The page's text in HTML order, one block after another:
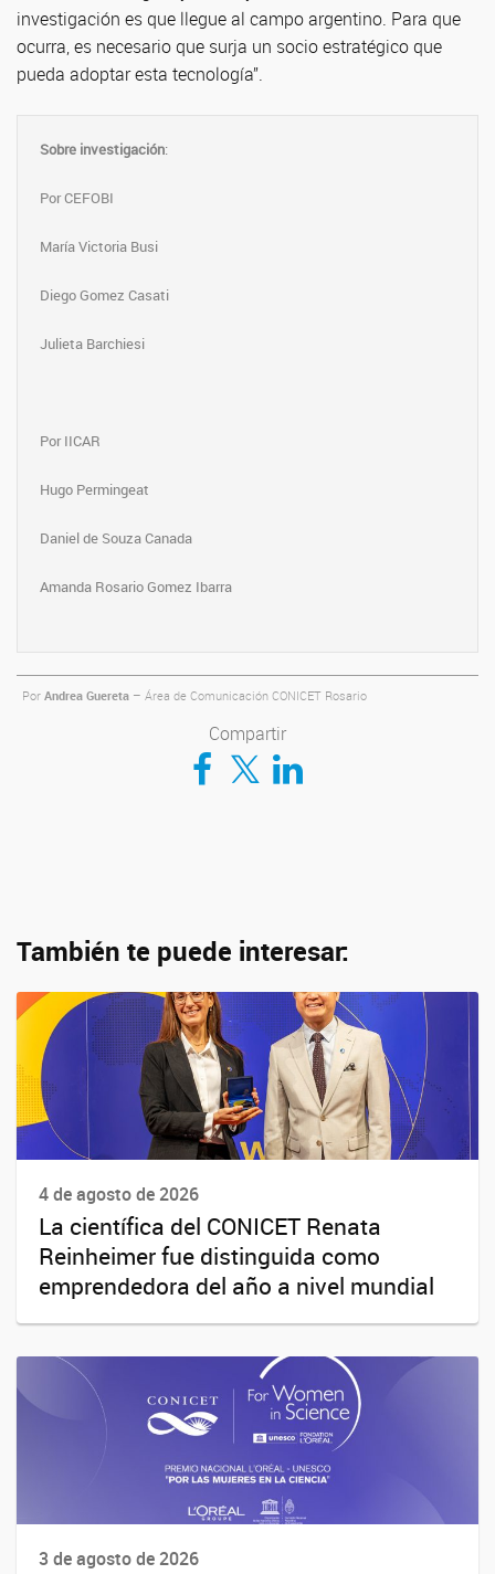
investigación es que llegue al campo argentino. Para que
ocurra, es necesario que surja un socio estratégico que
pueda adoptar esta tecnología”.
Sobre investigación:
Por CEFOBI
María Victoria Busi
Diego Gomez Casati
Julieta Barchiesi
Por IICAR
Hugo Permingeat
Daniel de Souza Canada
Amanda Rosario Gomez Ibarra
Por Andrea Guereta – Área de Comunicación CONICET Rosario
Compartir
Compartir en Facebook
Compartir en TwitterCompartir en LinkedIn
También te puede interesar:
4 de agosto de 2026
La científica del CONICET Renata
Reinheimer fue distinguida como
emprendedora del año a nivel mundial
3 de agosto de 2026